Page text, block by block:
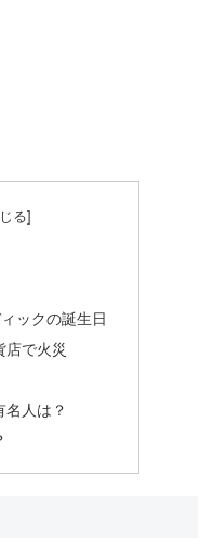
ックの誕生日
店で火災
名人は？